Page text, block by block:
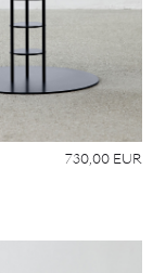
730,00 EUR